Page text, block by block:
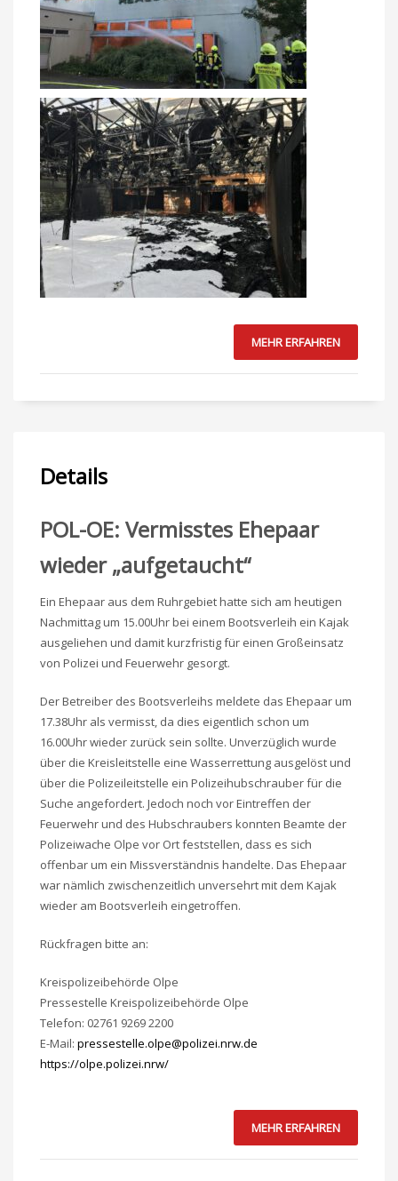
MEHR ERFAHREN
Details
POL-OE: Vermisstes Ehepaar
wieder „aufgetaucht“
Ein Ehepaar aus dem Ruhrgebiet hatte sich am heutigen
Nachmittag um 15.00Uhr bei einem Bootsverleih ein Kajak
ausgeliehen und damit kurzfristig für einen Großeinsatz
von Polizei und Feuerwehr gesorgt.
Der Betreiber des Bootsverleihs meldete das Ehepaar um
17.38Uhr als vermisst, da dies eigentlich schon um
16.00Uhr wieder zurück sein sollte. Unverzüglich wurde
über die Kreisleitstelle eine Wasserrettung ausgelöst und
über die Polizeileitstelle ein Polizeihubschrauber für die
Suche angefordert. Jedoch noch vor Eintreffen der
Feuerwehr und des Hubschraubers konnten Beamte der
Polizeiwache Olpe vor Ort feststellen, dass es sich
offenbar um ein Missverständnis handelte. Das Ehepaar
war nämlich zwischenzeitlich unversehrt mit dem Kajak
wieder am Bootsverleih eingetroffen.
Rückfragen bitte an:
Kreispolizeibehörde Olpe
Pressestelle Kreispolizeibehörde Olpe
Telefon: 02761 9269 2200
E-Mail: pressestelle.olpe@polizei.nrw.de
https://olpe.polizei.nrw/
MEHR ERFAHREN